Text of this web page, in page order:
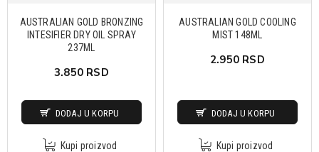
AUSTRALIAN GOLD BRONZING
INTESIFIER DRY OIL SPRAY
237ML
3.850 RSD
DODAJ U KORPU
Kupi proizvod
AUSTRALIAN GOLD COOLING
MIST 148ML
2.950 RSD
DODAJ U KORPU
Kupi proizvod